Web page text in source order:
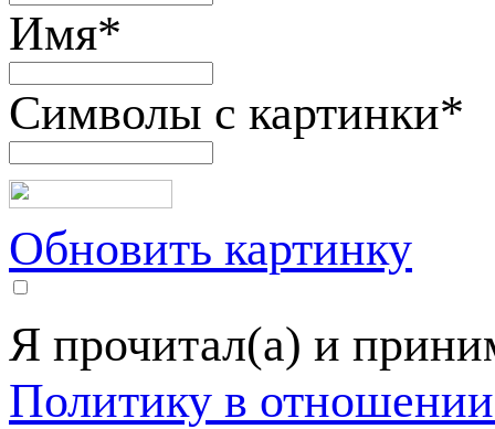
Имя*
Символы с картинки*
Обновить картинку
Я прочитал(а) и
Политику в